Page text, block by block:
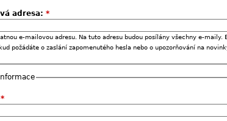
adresa: *
e-mailovou adresu. Na tuto adresu budou posílány všechny e-maily.
požádáte o zaslání zapomenutého hesla nebo o upozorňování na
*